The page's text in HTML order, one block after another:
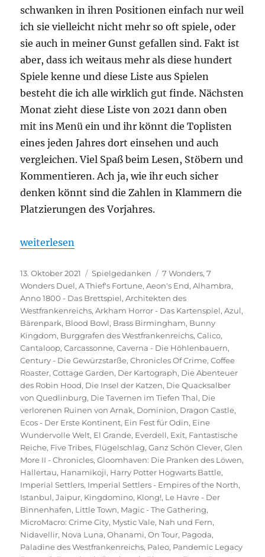
schwanken in ihren Positionen einfach nur weil
ich sie vielleicht nicht mehr so oft spiele, oder
sie auch in meiner Gunst gefallen sind. Fakt ist
aber, dass ich weitaus mehr als diese hundert
Spiele kenne und diese Liste aus Spielen
besteht die ich alle wirklich gut finde. Nächsten
Monat zieht diese Liste von 2021 dann oben
mit ins Menü ein und ihr könnt die Toplisten
eines jeden Jahres dort einsehen und auch
vergleichen. Viel Spaß beim Lesen, Stöbern und
Kommentieren. Ach ja, wie ihr euch sicher
denken könnt sind die Zahlen in Klammern die
Platzierungen des Vorjahres.
„Spieltrolls Top 100 – 2021 Edition“
weiterlesen
Veröffentlicht
am
13. Oktober 2021 Kategorien
Spielgedanken Schlagwörter
7 Wonders,7
Wonders Duel,A Thief's Fortune,Aeon's End,Alhambra,
Anno 1800 - Das Brettspiel,Architekten des
Westfrankenreichs,Arkham Horror - Das Kartenspiel,Azul,
Bärenpark, Blood Bowl, Brass Birmingham, Bunny
Kingdom, Burggrafen des Westfrankenreichs,Calico,
Cantaloop,Carcassonne,Caverna - Die Höhlenbauern,
Century - Die Gewürzstarße,Chronicles Of Crime,Coffee
Roaster,Cottage Garden, Der Kartograph, Die Abenteuer
des Robin Hood, Die Insel der Katzen, Die Quacksalber
von Quedlinburg, Die Tavernen im Tiefen Thal, Die
verlorenen Ruinen von Arnak, Dominion, Dragon Castle,
Ecos - Der Erste Kontinent, Ein Fest für Odin, Eine
Wundervolle Welt, El Grande, Everdell, Exit, Fantastische
Reiche, Five Tribes, Flügelschlag,Ganz Schön Clever,Glen
More II - Chronicles,Gloomhaven: Die Pranken des Löwen,
Hallertau, Hanamikoji, Harry Potter Hogwarts Battle,
Imperial Settlers, Imperial Settlers - Empires of the North,
Istanbul,Jaipur, Kingdomino, Klong!, Le Havre - Der
Binnenhafen, Little Town, Magic - The Gathering,
MicroMacro: Crime City, Mystic Vale, Nah und Fern,
Nidavellir, Nova Luna,Ohanami,On Tour, Pagoda,
Paladine des Westfrankenreichs, Paleo, Pandemic Legacy